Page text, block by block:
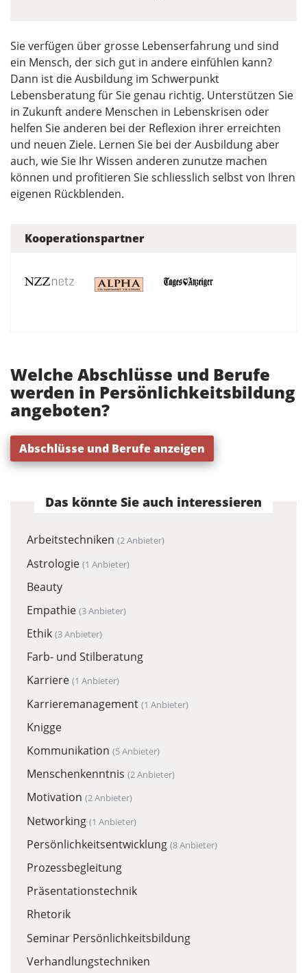
Sie verfügen über grosse Lebenserfahrung und sind
ein Mensch, der sich gut in andere einfühlen kann?
Dann ist die Ausbildung im Schwerpunkt
Lebensberatung für Sie genau richtig. Unterstützen Sie
in Zukunft andere Menschen in Lebenskrisen oder
helfen Sie anderen bei der Reflexion ihrer erreichten
und neuen Ziele. Lernen Sie bei der Ausbildung aber
auch, wie Sie Ihr Wissen anderen zunutze machen
können und profitieren Sie schliesslich selbst von Ihren
eigenen Rückblenden.
Kooperationspartner
Welche Abschlüsse und Berufe
werden in Persönlichkeitsbildung
angeboten?
Abschlüsse und Berufe anzeigen
Das könnte Sie auch interessieren
Arbeitstechniken (2 Anbieter)
Astrologie (1 Anbieter)
Beauty
Empathie (3 Anbieter)
Ethik (3 Anbieter)
Farb- und Stilberatung
Karriere (1 Anbieter)
Karrieremanagement (1 Anbieter)
Knigge
Kommunikation (5 Anbieter)
Menschenkenntnis (2 Anbieter)
Motivation (2 Anbieter)
Networking (1 Anbieter)
Persönlichkeitsentwicklung (8 Anbieter)
Prozessbegleitung
Präsentationstechnik
Rhetorik
Seminar Persönlichkeitsbildung
Verhandlungstechniken